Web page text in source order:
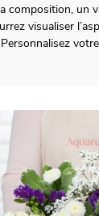
composition, un
visualiser